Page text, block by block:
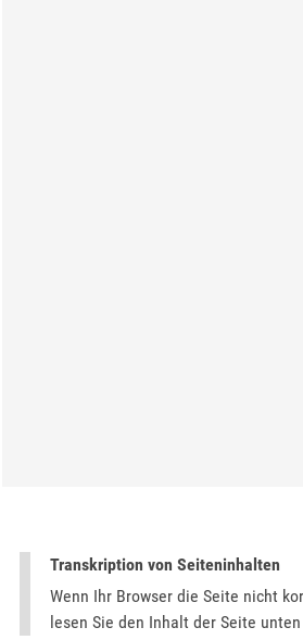
Transkription von Seiteninhalten
Wenn Ihr Browser die Seite nicht
lesen Sie den Inhalt der Seite unten